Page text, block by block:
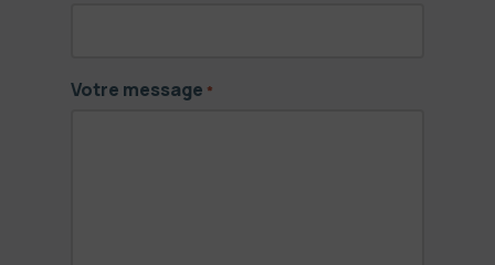
Votre message *